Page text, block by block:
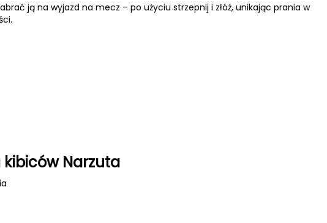
ją na wyjazd na mecz – po użyciu strzepnij i złóż, unikając prania w
kibiców Narzuta